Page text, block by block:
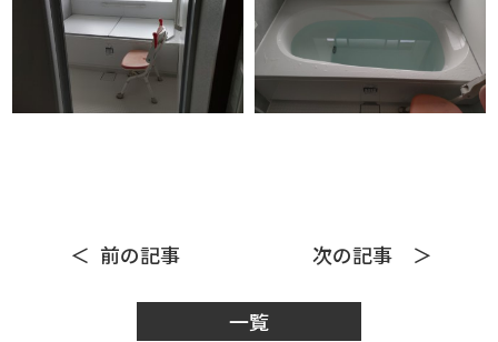
前の記事
一覧
次の記事